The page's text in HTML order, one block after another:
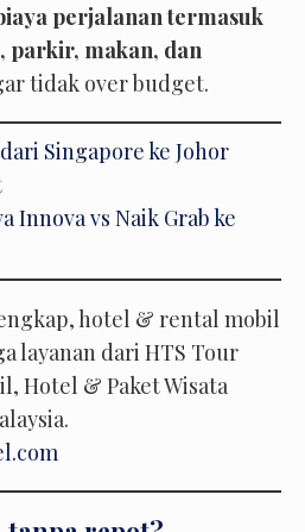
perjalanan termasuk
parkir, makan, dan
tidak over budget.
Singapore ke Johor
Innova vs Naik Grab ke
hotel & rental mobil
layanan dari HTS Tour
Hotel & Paket Wisata